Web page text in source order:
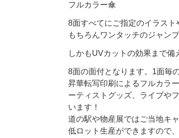
フルカラー傘
8面すべてにご指定のイラスト
もちろんワンタッチのジャン
しかもUVカットの効果まで
8面の面付となります。1面毎
昇華転写印刷によるフルカラ
ーティストグッズ、ライブや
います！
道の駅や物産展ではご当地キ
低ロット生産ができますので